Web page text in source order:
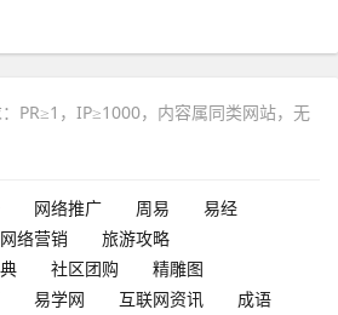
PR≥1，IP≥1000，内容属同类网站，无
网络推广 周易
易经
网络营销
旅游攻略
社区团购
精雕图
易学网 互联网资讯
成语